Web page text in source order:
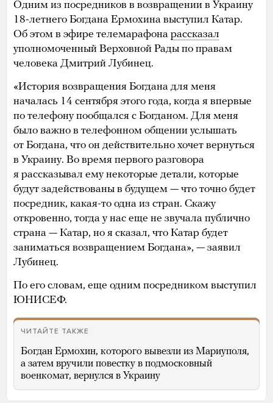
Одним из посредников в возвращении в Украину
18-летнего Богдана Ермохина выступил Катар.
Об этом в эфире телемарафона рассказал
уполномоченный Верховной Рады по правам
человека Дмитрий Лубинец.
«История возвращения Богдана для меня
началась 14 сентября этого года, когда я впервые
по телефону пообщался с Богданом. Для меня
было важно в телефонном общении услышать
от Богдана, что он действительно хочет вернуться
в Украину. Во время первого разговора
я рассказывал ему некоторые детали, которые
будут задействованы в будущем — что точно будет
посредник, какая-то одна из стран. Скажу
откровенно, тогда у нас еще не звучала публично
страна — Катар, но я сказал, что Катар будет
заниматься возвращением Богдана», — заявил
Лубинец.
По его словам, еще одним посредником выступил
ЮНИСЕФ.
ЧИТАЙТЕ ТАКЖЕ
Богдан Ермохин, которого вывезли из Мариуполя,
а затем вручили повестку в подмосковный
военкомат, вернулся в Украину